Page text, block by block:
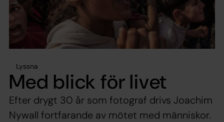
Lyssna
Med blick för livet
Efter drygt 30 år som fotograf drivs Joachim
Nywall fortfarande av mötet med människor.